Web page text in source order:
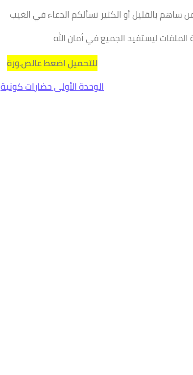
بالقليل أو الكثير نسألكم الدعاء في الغيب
ليستفيد الجميع في أمان الله
للتحميل اضعط عالص.ورة
الوحدة الأولى حضارات كونية